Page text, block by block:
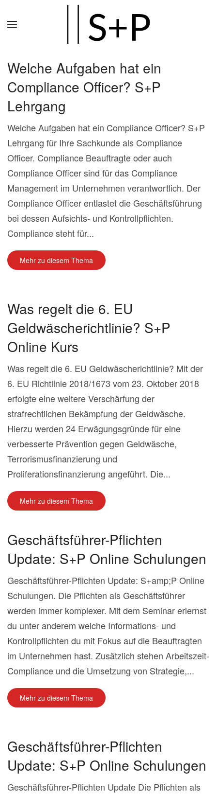
Welche Aufgaben hat ein
Compliance Officer? S+P
Lehrgang
Welche Aufgaben hat ein Compliance Officer? S+P
Lehrgang für Ihre Sachkunde als Compliance
Officer. Compliance Beauftragte oder auch
Compliance Officer sind für das Compliance
Management im Unternehmen verantwortlich. Der
Compliance Officer entlastet die Geschäftsführung
bei dessen Aufsichts- und Kontrollpflichten.
Compliance steht für...
Mehr zu diesem Thema
Was regelt die 6. EU
Geldwäscherichtlinie? S+P
Online Kurs
Was regelt die 6. EU Geldwäscherichtlinie? Mit der
6. EU Richtlinie 2018/1673 vom 23. Oktober 2018
erfolgte eine weitere Verschärfung der
strafrechtlichen Bekämpfung der Geldwäsche.
Hierzu werden 24 Erwägungsgründe für eine
verbesserte Prävention gegen Geldwäsche,
Terrorismusfinanzierung und
Proliferationsfinanzierung angeführt. Die...
Mehr zu diesem Thema
Geschäftsführer-Pflichten
Update: S+P Online Schulungen
Geschäftsführer-Pflichten Update: S+amp;P Online
Schulungen. Die Pflichten als Geschäftsführer
werden immer komplexer. Mit dem Seminar erlernst
du unter anderem welche Informations- und
Kontrollpflichten du mit Fokus auf die Beauftragten
im Unternehmen hast. Zusätzlich stehen Arbeitszeit-
Compliance und die Umsetzung von Strategie,...
Mehr zu diesem Thema
Geschäftsführer-Pflichten
Update: S+P Online Schulungen
Geschäftsführer-Pflichten Update Die Pflichten als